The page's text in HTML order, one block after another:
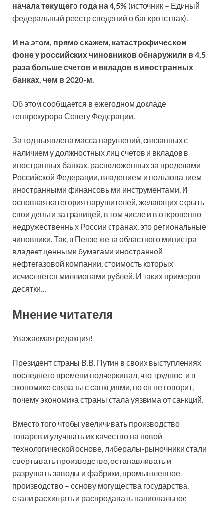
начала текущего года на 4,5% (источник – Единый
федеральный реестр сведений о банкротствах).
И на этом, прямо скажем, катастрофическом
фоне у российских чиновников обнаружили в 4,5
раза больше счетов и вкладов в иностранных
банках, чем в 2020-м.
Об этом сообщается в ежегодном докладе
генпрокурора Совету Федерации.
За год выявлена масса нарушений, связанных с
наличием у должностных лиц счетов и вкладов в
иностранных банках, расположенных за пределами
Российской Федерации, владением и пользованием
иностранными финансовыми инструментами. И
основная категория нарушителей, желающих скрыть
свои деньги за границей, в том числе и в откровенно
недружественных России странах, это региональные
чиновники. Так, в Пензе жена областного министра
владеет ценными бумагами иностранной
нефтегазовой компании, стоимость которых
исчисляется миллионами рублей. И таких примеров
десятки…
Мнение читателя
Уважаемая редакция!
Президент страны В.В. Путин в своих выступлениях
последнего времени подчеркивал, что трудности в
экономике связаны с санкциями, но он не говорит,
почему экономика страны стала уязвима от санкций.
Вместо того чтобы увеличивать производство
товаров и улучшать их качество на новой
технологической основе, либералы-рыночники стали
свертывать производство, останавливать и
разрушать заводы и фабрики, промышленное
производство – основу могущества государства,
стали расхищать и распродавать национальное